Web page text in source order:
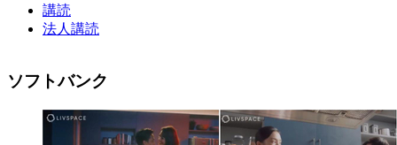
講読
法人講読
ソフトバンク